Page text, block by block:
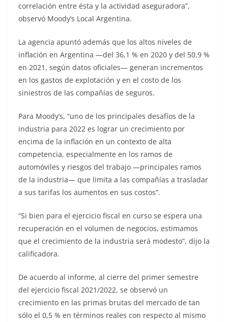
correlación entre ésta y la actividad aseguradora”,
observó Moody’s Local Argentina.
La agencia apuntó además que los altos niveles de
inflación en Argentina —del 36,1 % en 2020 y del 50,9 %
en 2021, según datos oficiales— generan incrementos
en los gastos de explotación y en el costo de los
siniestros de las compañías de seguros.
Para Moody’s, “uno de los principales desafíos de la
industria para 2022 es lograr un crecimiento por
encima de la inflación en un contexto de alta
competencia, especialmente en los ramos de
automóviles y riesgos del trabajo —principales ramos
de la industria— que limita a las compañías a trasladar
a sus tarifas los aumentos en sus costos”.
“Si bien para el ejercicio fiscal en curso se espera una
recuperación en el volumen de negocios, estimamos
que el crecimiento de la industria será modesto”, dijo la
calificadora.
De acuerdo al informe, al cierre del primer semestre
del ejercicio fiscal 2021/2022, se observó un
crecimiento en las primas brutas del mercado de tan
sólo el 0,5 % en términos reales con respecto al mismo